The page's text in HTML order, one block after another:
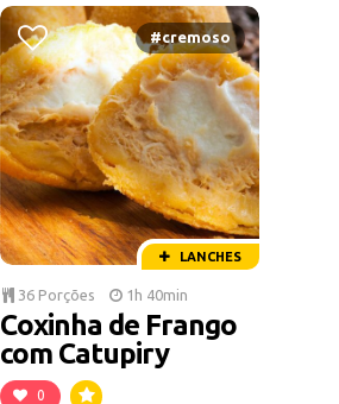
#cremoso
LANCHES
36 Porções 1h 40min
Coxinha de Frango
com Catupiry
0